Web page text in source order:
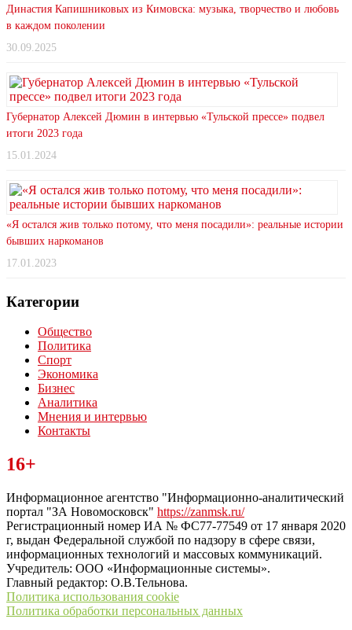
Династия Капишниковых из Кимовска: музыка, творчество и любовь
в каждом поколении
30.09.2025
Губернатор Алексей Дюмин в интервью «Тульской прессе» подвел
итоги 2023 года
15.01.2024
«Я остался жив только потому, что меня посадили»: реальные истории
бывших наркоманов
17.01.2023
Категории
Общество
Политика
Спорт
Экономика
Бизнес
Аналитика
Мнения и интервью
Контакты
Читайте последние новости дня в Тульской области на сайте
“ЗаНовомосковск”
16+
Информационное агентство "Информационно-аналитический
портал "ЗА Новомосковск" https://zanmsk.ru/
Регистрационный номер ИА № ФС77-77549 от 17 января 2020
г, выдан Федеральной службой по надзору в сфере связи,
информационных технологий и массовых коммуникаций.
Учредитель: ООО «Информационные системы».
Главный редактор: О.В.Тельнова.
Политика использования cookie
Политика обработки персональных данных